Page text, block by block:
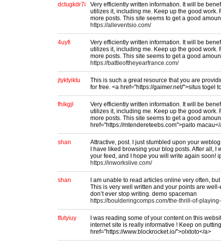
dctugkdr7i
Very efficiently written information. It will be
utilizes it, including me. Keep up the good work.
more posts. This site seems to get a good
https://alleventsio.com/
4uyfi
Very efficiently written information. It will be
utilizes it, including me. Keep up the good work.
more posts. This site seems to get a good
https://battleoftheyearfrance.com/
jtyktyiktu
This is such a great resource that you are
for free. <a href="https://gaimer.net/">situs togel
fhikgjl
Very efficiently written information. It will be
utilizes it, including me. Keep up the good work.
more posts. This site seems to get a good
href="https://mtendereteebs.com">paito
shan
Attractive, post. I just stumbled upon your
I have liked browsing your blog posts. After all, I
your feed, and I hope you will write again soon!
https://inworkslive.com/
shan
I am unable to read articles online very often,
This is very well written and your points are
don’t ever stop writing. demo spaceman
https://boulderingcomps.com/the-thrill-of-
tfutyiuy
I was reading some of your content on this
internet site is really informative ! Keep on
href="https://www.blockrocket.io/">olxtoto</a>